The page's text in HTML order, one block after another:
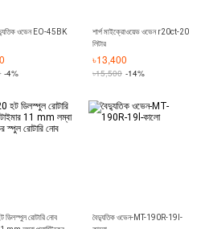
ওভেন EO-45BK
-4%
শার্প মাইক্রোওয়েভ ওভেন r20ct-20
লিটার
৳13,400
৳15,500 -14%
রোটারি নোব
বৈদ্যুতিক ওভেন-MT-190R-19l-